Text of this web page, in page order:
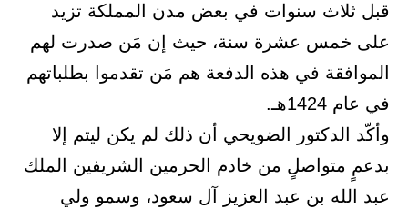
قبل ثلاث سنوات في بعض مدن المملكة تزيد
على خمس عشرة سنة، حيث إن مَن صدرت لهم
الموافقة في هذه الدفعة هم مَن تقدموا بطلباتهم
في عام 1424هـ.
وأكّد الدكتور الضويحي أن ذلك لم يكن ليتم إلا
بدعمٍ متواصلٍ من خادم الحرمين الشريفين الملك
عبد الله بن عبد العزيز آل سعود، وسمو ولي